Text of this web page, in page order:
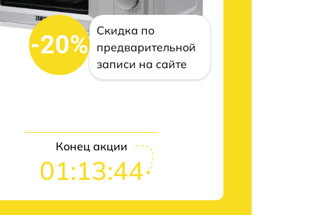
-20%
Скидка по
предварительной
записи на сайте
Конец акции
01:13:43